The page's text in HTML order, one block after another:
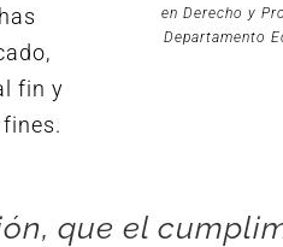
fin y
en Derecho y
Departamento
que el